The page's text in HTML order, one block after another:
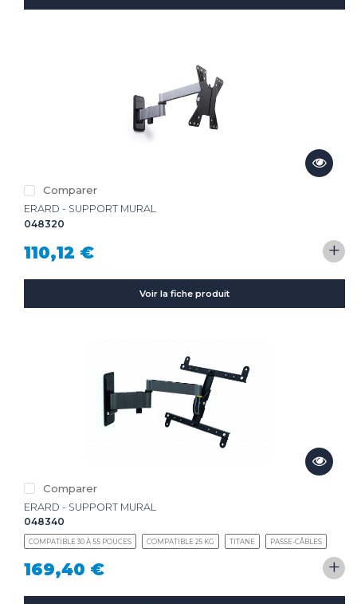
Comparer
ERARD - SUPPORT MURAL
048320
110,12 € +
Voir la fiche produit
Comparer
ERARD - SUPPORT MURAL
048340
COMPATIBLE 30 À 55 POUCES COMPATIBLE 25 KG TITANE PASSE-CÂBLES
169,40 € +